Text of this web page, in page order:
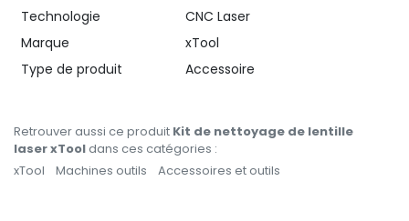
Technologie
CNC Laser
Marque
xTool
Type de produit
Accessoire
Retrouver aussi ce produit Kit de nettoyage de lentille
laser xTooldans ces catégories :
xTool
Machines outils Accessoires et outils